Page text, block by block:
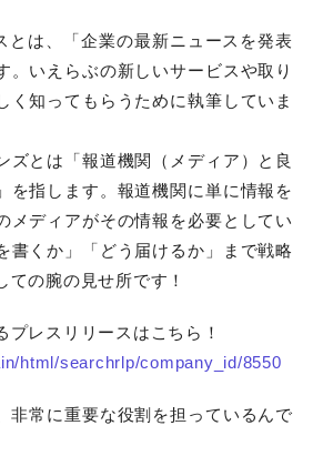
は、「企業の最新ニュースを発表
。いえらぶの新しいサービスや取り
く知ってもらうために執筆していま
ズとは「報道機関（メディア）と良
を指します。報道機関に単に情報を
メディアがその情報を必要としてい
書くか」「どう届けるか」まで戦略
ての腕の見せ所です！
レスリリースはこちら！
html/searchrlp/company_id/8550
常に重要な役割を担っているんで